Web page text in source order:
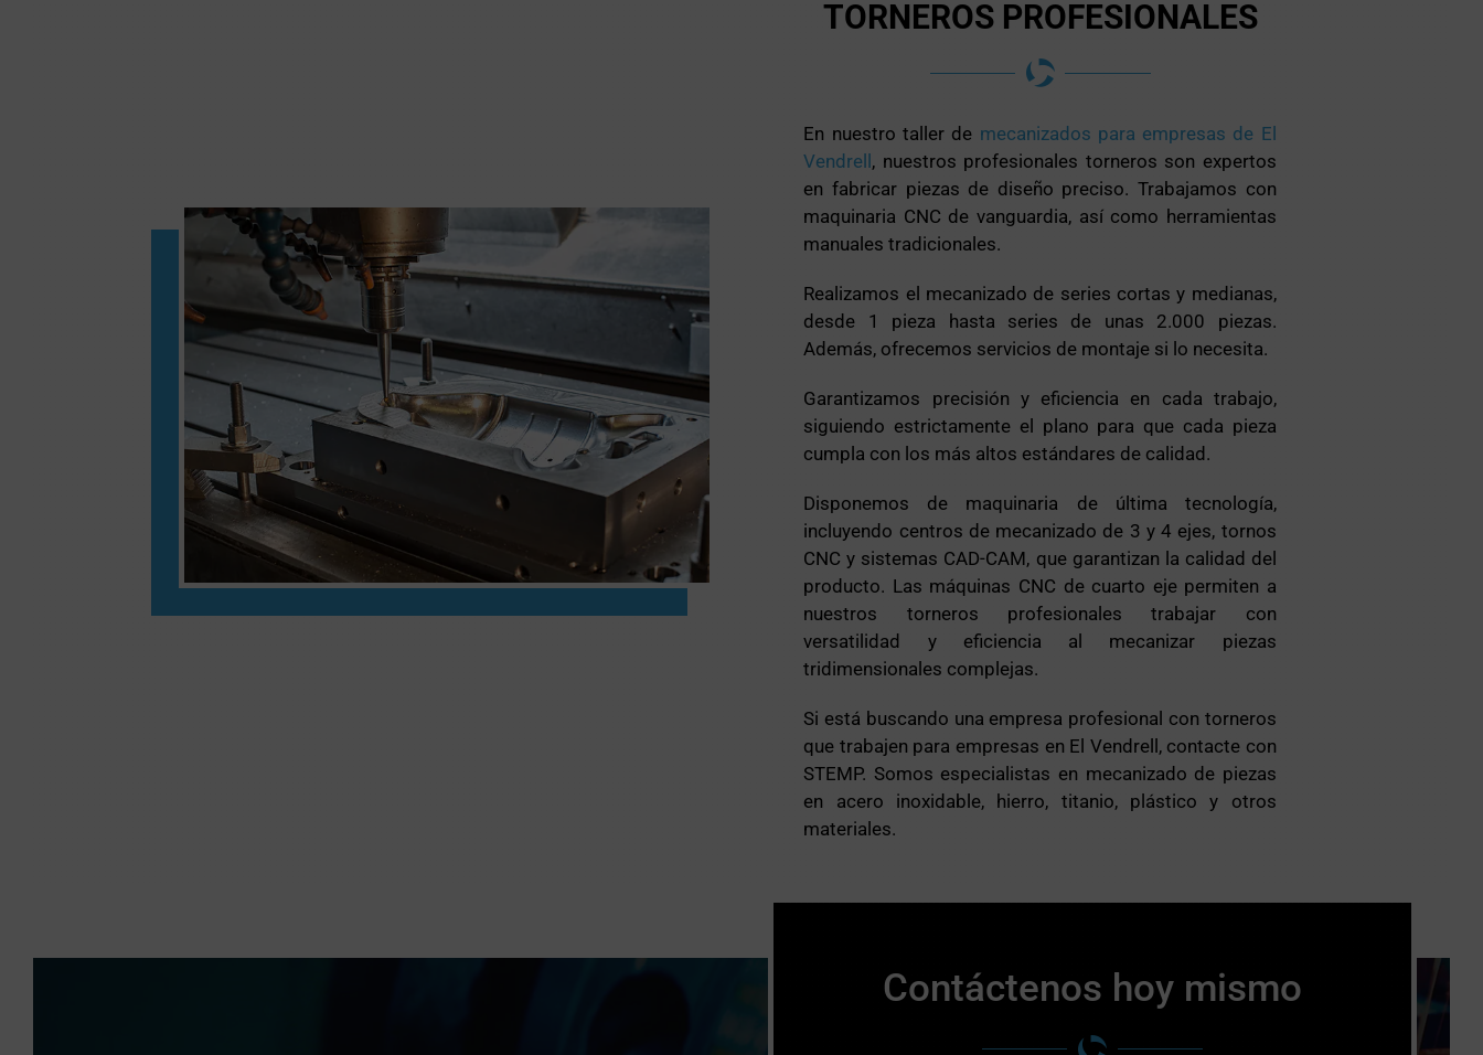
TORNEROS PROFESIONALES
En nuestro taller de mecanizados para empresas de El
Vendrell , nuestros profesionales torneros son expertos
en fabricar piezas de diseño preciso. Trabajamos con
maquinaria CNC de vanguardia, así como herramientas
manuales tradicionales.
Realizamos el mecanizado de series cortas y medianas,
desde 1 pieza hasta series de unas 2.000 piezas.
Además, ofrecemos servicios de montaje si lo necesita.
Garantizamos precisión y eficiencia en cada trabajo,
siguiendo estrictamente el plano para que cada pieza
cumpla con los más altos estándares de calidad.
Disponemos de maquinaria de última tecnología,
incluyendo centros de mecanizado de 3 y 4 ejes, tornos
CNC y sistemas CAD-CAM, que garantizan la calidad del
producto. Las máquinas CNC de cuarto eje permiten a
nuestros torneros profesionales trabajar con
versatilidad y eficiencia al mecanizar piezas
tridimensionales complejas.
Si está buscando una empresa profesional con torneros
que trabajen para empresas en El Vendrell, contacte con
STEMP. Somos especialistas en mecanizado de piezas
en acero inoxidable, hierro, titanio, plástico y otros
materiales.
Contáctenos hoy mismo